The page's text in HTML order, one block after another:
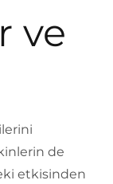
ve
de
etkisinden